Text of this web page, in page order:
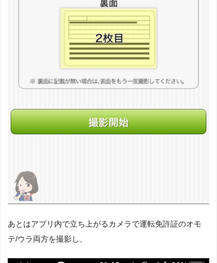
あとはアプリ内で立ち上がるカメラで運転免許証のオモ
テ/ウラ両方を撮影し、